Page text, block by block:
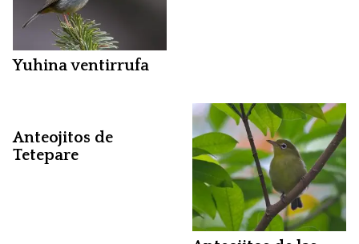
Yuhina ventirrufa
Anteojitos de
Tetepare